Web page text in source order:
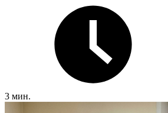
3 мин.